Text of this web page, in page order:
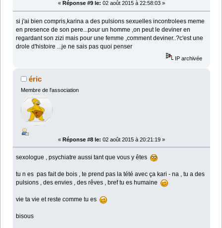
« Réponse #9 le: 02 août 2015 à 22:58:03 »
si j'ai bien compris,karina a des pulsions sexuelles incontrolees meme
en presence de son pere...pour un homme ,on peut le deviner en
regardant son zizi mais pour une femme ,comment deviner..?c'est une
drole d'histoire ...je ne sais pas quoi penser
IP archivée
éric
Membre de l'association
« Réponse #8 le: 02 août 2015 à 20:21:19 »
sexologue , psychiatre aussi tant que vous y êtes
tu n es pas fait de bois , te prend pas la tété avec ça kari - na , tu a des
pulsions , des envies , des rêves , bref tu es humaine
vie ta vie et reste comme tu es
bisous